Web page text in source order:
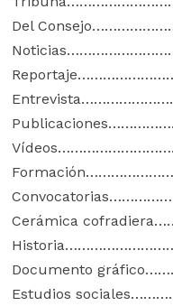
Del
Cerámica
Documento
Estudios